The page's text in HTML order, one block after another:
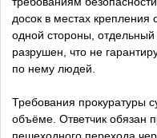
досок в местах крепления
одной стороны, отдельный
разрушен, что не
по нему людей.
Требования прокуратуры
объёме. Ответчик обязан